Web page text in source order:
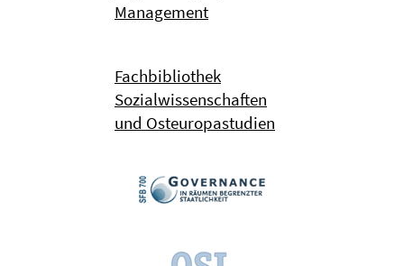
Management
Fachbibliothek
Sozialwissenschaften
und Osteuropastudien